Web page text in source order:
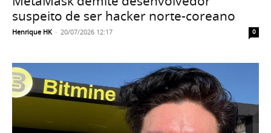
suspeito de ser hacker norte-coreano
Henrique HK - 20/07/2026 12:17 0